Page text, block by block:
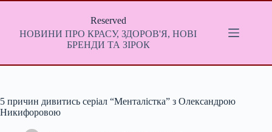
Перейти
Reserved
НОВИНИ ПРО КРАСУ, ЗДОРОВ'Я, НОВІ
БРЕНДИ ТА ЗІРОК
5 причин дивитись серіал “Менталістка” з Олександрою
Никифоровою